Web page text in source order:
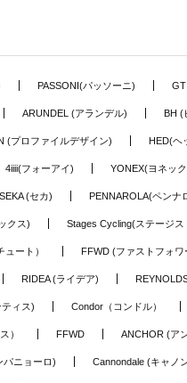
PASSONI(パッソーニ) GT
ARUNDEL (アランデル) BH (
(プロファイルデザイン) HED(ヘ
4iiii(フォーアイ) YONEX(ヨネッ
SEKA (セカ) PENNAROLA(ペンナ
クス) Stages Cycling(ステージ
ート） FFWD (ファストフォワ
RIDEA (ライデア)
ィス) Condor（コンドル）
） FFWD ANCHOR (ア
パニョーロ) Cannondale (キャノ